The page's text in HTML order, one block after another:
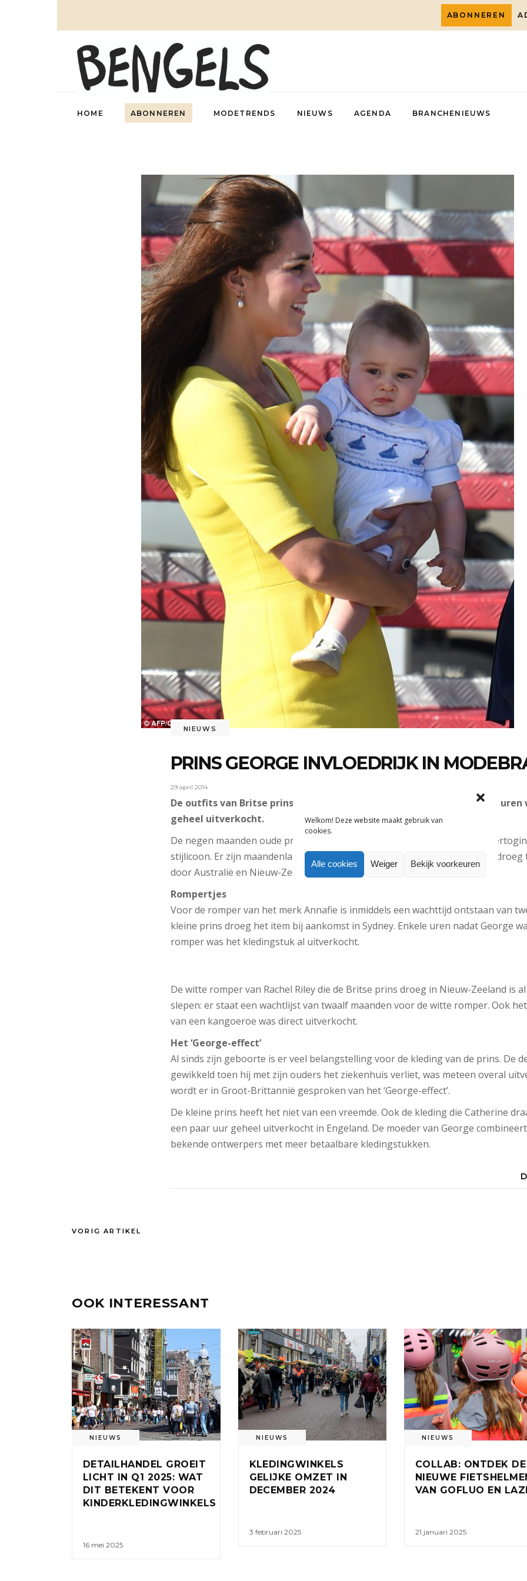
Welkom! Deze website maakt gebruik van
cookies.
Alle cookies Weiger Bekijk voorkeuren
ABONNEREN
HOME ABONNEREN MODETRENDS NIEUWS AGENDA BRANCHENIEUWS
NIEUWS
PRINS GEORGE INVLOEDRIJK IN
29 april 2014
De outfits van Britse prins George zijn enorm populair. Binnen enkele
geheel uitverkocht.
De negen maanden oude prins George is net als zijn moeder Catherine,
stijlicoon. Er zijn maandenlange wachtlijsten voor de kleertjes die de prins
door Australië en Nieuw-Zeeland. Dat meldt
Daily Mail
Rompertjes
Voor de romper van het merk Annafie is inmiddels een wachttijd ontstaan van
kleine prins droeg het item bij aankomst in Sydney. Enkele uren nadat George
romper was het kledingstuk al uitverkocht.
De witte romper van Rachel Riley die de Britse prins droeg in Nieuw-Zeeland is
slepen: er staat een wachtlijst van twaalf maanden voor de witte romper. Ook
van een kangoeroe was direct uitverkocht.
Het ‘George-effect’
Al sinds zijn geboorte is er veel belangstelling voor de kleding van de prins. De
gewikkeld toen hij met zijn ouders het ziekenhuis verliet, was meteen overal
wordt er in Groot-Brittannië gesproken van het ‘George-effect’.
De kleine prins heeft het niet van een vreemde. Ook de kleding die Catherine
een paar uur geheel uitverkocht in Engeland. De moeder van George
bekende ontwerpers met meer betaalbare kledingstukken.
VORIG ARTIKEL
OOK INTERESSANT
NIEUWS
DETAILHANDEL GROEIT
LICHT IN Q1 2025: WAT
DIT BETEKENT VOOR
KINDERKLEDINGWINKELS
16 mei 2025
NIEUWS
KLEDINGWINKELS
GELIJKE OMZET IN
DECEMBER 2024
3 februari 2025
NIEUWS
COLLAB: ONTDEK DE
NIEUWE
VAN GOFLUO EN
21 januari 2025